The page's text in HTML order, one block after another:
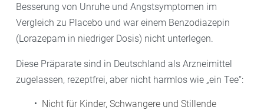
Besserung von Unruhe und Angstsymptomen im
Vergleich zu Placebo und war einem Benzodiazepin
(Lorazepam in niedriger Dosis) nicht unterlegen.
Diese Präparate sind in Deutschland als Arzneimittel
zugelassen, rezeptfrei, aber nicht harmlos wie „ein Tee“:
Nicht für Kinder, Schwangere und Stillende